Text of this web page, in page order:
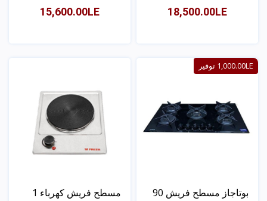
18,500.00LE
عرض
15,600.00LE
1,000.00LE توفير
بوتاجاز مسطح فريش 90
مسطح فريش كهرباء 1